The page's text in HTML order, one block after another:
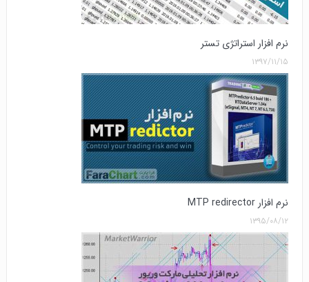
نرم افزار استراتژی تستر
۱۳۹۷/۱۱/۱۵
نرم افزار MTP redirector
۱۳۹۵/۰۸/۱۲